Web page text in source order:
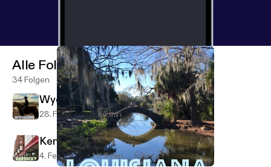
Alle Folgen
34 Folgen
Wyoming
28. Feb. 2022 54 min
Kentucky
4. Feb. 2022 1 h 0 min